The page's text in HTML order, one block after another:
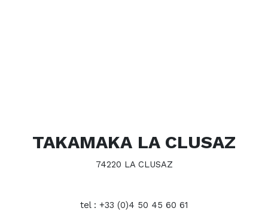
TAKAMAKA LA CLUSAZ
74220 LA CLUSAZ
tel : +33 (0)4 50 45 60 61